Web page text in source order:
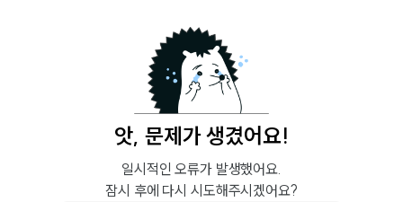
앗, 문제가 생겼어요!
일시적인 오류가 발생했어요.
잠시 후에 다시 시도해주시겠어요?